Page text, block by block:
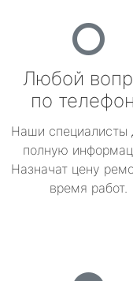
Любой
по
Наши специалисты
полную
Назначат цену
время работ.